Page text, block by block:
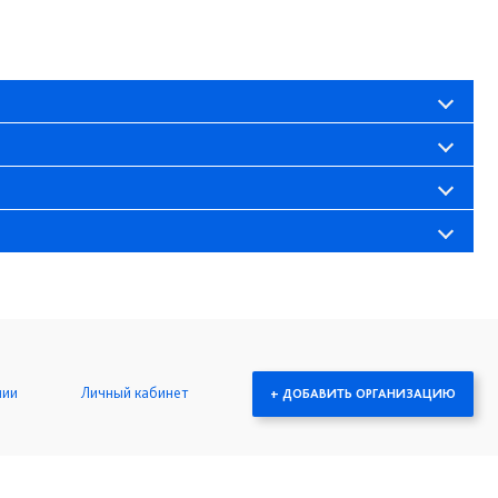
Личный кабинет + ДОБАВИТЬ ОРГАНИЗАЦИЮ